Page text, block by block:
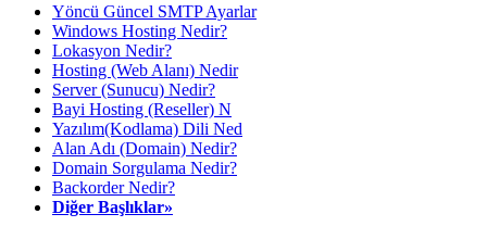
Yöncü Güncel SMTP Ayarlar
Windows Hosting Nedir?
Lokasyon Nedir?
Hosting (Web Alanı) Nedir
Server (Sunucu) Nedir?
Bayi Hosting (Reseller) N
Yazılım(Kodlama) Dili Ned
Alan Adı (Domain) Nedir?
Domain Sorgulama Nedir?
Backorder Nedir?
Diğer Başlıklar»